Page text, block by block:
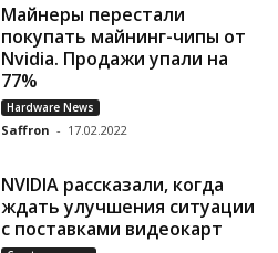
Майнеры перестали
покупать майнинг-чипы от
Nvidia. Продажи упали на
77%
Hardware News
Saffron - 17.02.2022
NVIDIA рассказали, когда
ждать улучшения ситуации
с поставками видеокарт